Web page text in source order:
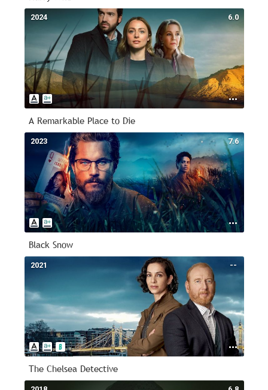
6.0
2024
A Remarkable Place to Die
7.6
2023
Black Snow
--
2021
The Chelsea Detective